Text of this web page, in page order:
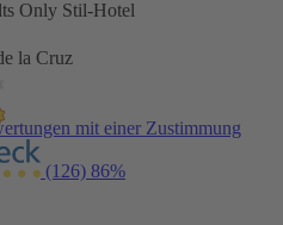
Only Stil-Hotel
la Cruz
mit einer Zustimmung
(126) 86%